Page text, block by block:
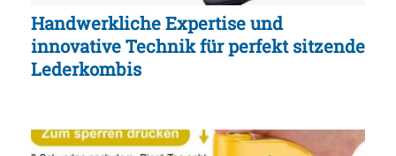
Handwerkliche Expertise und
innovative Technik für perfekt sitzende
Lederkombis